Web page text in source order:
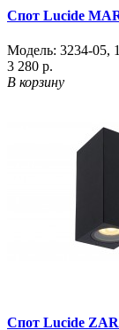
Спот Lucide
Модель: 3234-05,
3 280 р.
В корзину
Спот Lucide